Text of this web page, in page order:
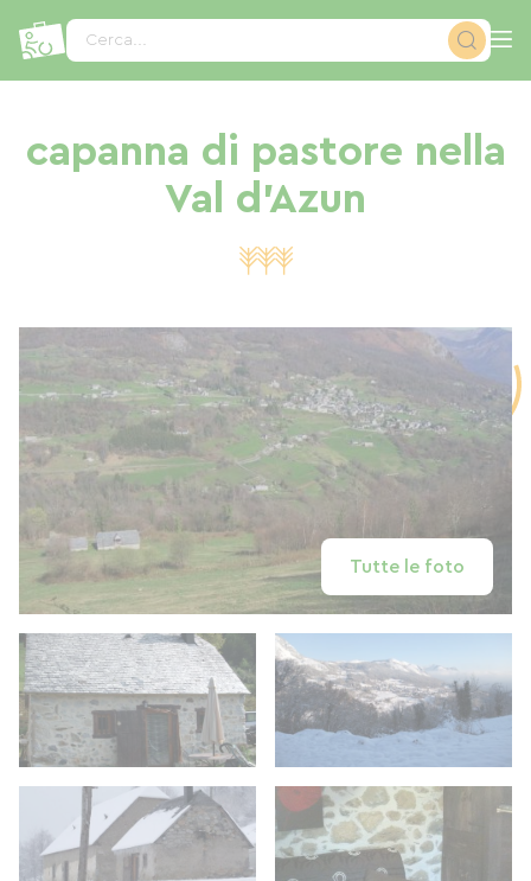
Cerca...
capanna di pastore nella
Val d'Azun
Tutte le foto
Pannello di gestione dei cookies